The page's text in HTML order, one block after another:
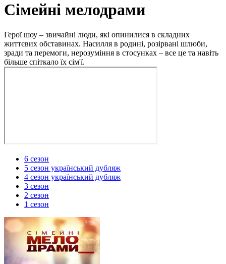
Сімейні мелодрами
Герої шоу – звичайні люди, які опинилися в складних
життєвих обставинах. Насилля в родині, розірвані шлюби,
зради та перемоги, нерозуміння в стосунках – все це та навіть
більше спіткало їх сім'ї.
6 сезон
5 сезон український дубляж
4 сезон український дубляж
3 сезон
2 сезон
1 сезон